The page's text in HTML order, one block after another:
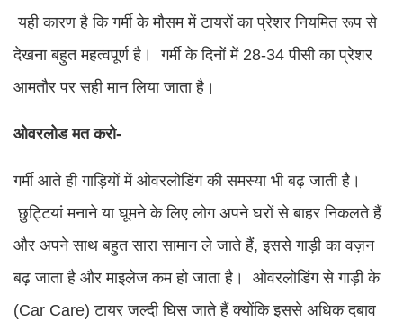
यही कारण है कि गर्मी के मौसम में टायरों का प्रेशर नियमित रूप से
देखना बहुत महत्वपूर्ण है। गर्मी के दिनों में 28-34 पीसी का प्रेशर
आमतौर पर सही मान लिया जाता है।
ओवरलोड मत करो-
गर्मी आते ही गाड़ियों में ओवरलोडिंग की समस्या भी बढ़ जाती है।
छुट्टियां मनाने या घूमने के लिए लोग अपने घरों से बाहर निकलते हैं
और अपने साथ बहुत सारा सामान ले जाते हैं, इससे गाड़ी का वज़न
बढ़ जाता है और माइलेज कम हो जाता है। ओवरलोडिंग से गाड़ी के
(Car Care) टायर जल्दी घिस जाते हैं क्योंकि इससे अधिक दबाव